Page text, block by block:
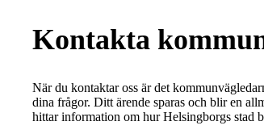
Kontakta
När du kontaktar oss är det
dina frågor. Ditt ärende sparas och blir en
hittar information om hur Helsingborgs stad